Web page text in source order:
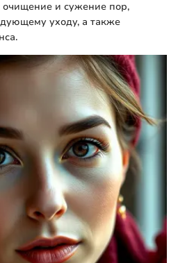
и сужение пор,
уходу, а также